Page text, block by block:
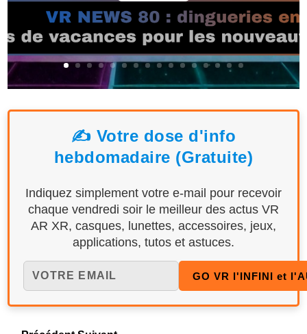
✍️ Votre dose d'info
hebdomadaire (Gratuite)
Indiquez simplement votre e-mail pour recevoir
chaque vendredi soir le meilleur des actus VR
AR XR, casques, lunettes, accessoires, jeux,
applications, tutos et astuces.